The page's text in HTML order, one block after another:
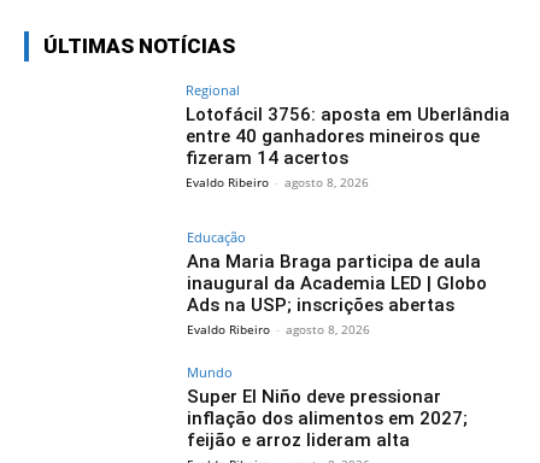
ÚLTIMAS NOTÍCIAS
Regional
Lotofácil 3756: aposta em Uberlândia
entre 40 ganhadores mineiros que
fizeram 14 acertos
Evaldo Ribeiro - agosto 8, 2026
Educação
Ana Maria Braga participa de aula
inaugural da Academia LED | Globo
Ads na USP; inscrições abertas
Evaldo Ribeiro - agosto 8, 2026
Mundo
Super El Niño deve pressionar
inflação dos alimentos em 2027;
feijão e arroz lideram alta